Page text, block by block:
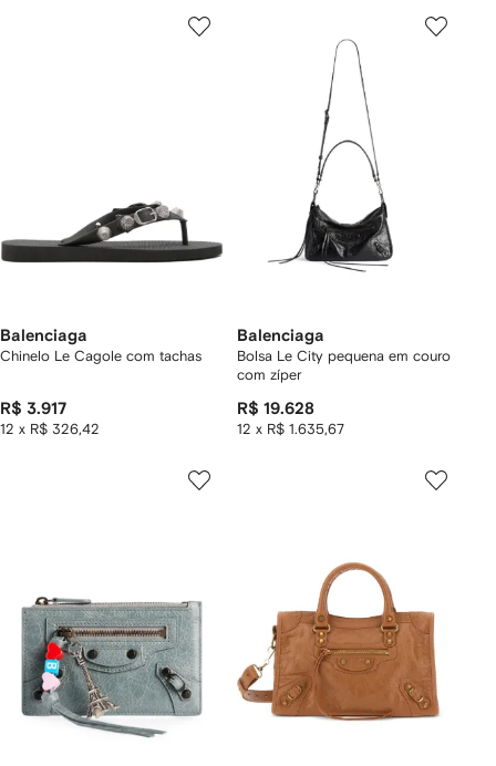
Balenciaga
Chinelo Le Cagole com tachas
R$ 3.917
12 x R$ 326,42
Balenciaga
Bolsa Le City pequena em couro
com zíper
R$ 19.628
12 x R$ 1.635,67